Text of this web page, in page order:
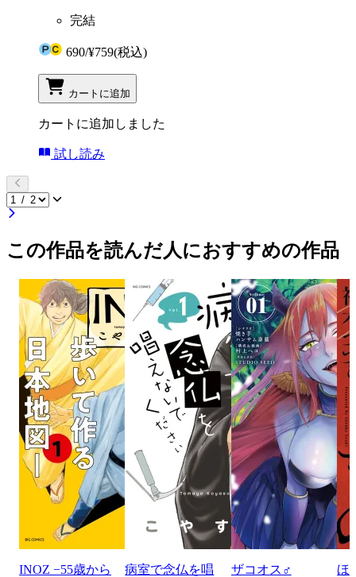
完結
690/¥759(税込)
カートに追加
カートに追加しました
試し読み
この作品を読んだ人におすすめの作品
INOZ −55歳から
病室で念仏を唱
ザコオス♂ ほ